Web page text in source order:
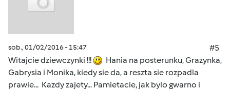
sob., 01/02/2016 - 15:47
#5
Witajcie dziewczynki !!!
Hania na posterunku, Grazynka,
Gabrysia i Monika, kiedy sie da, a reszta sie rozpadla
prawie... Kazdy zajety... Pamietacie, jak bylo gwarno i